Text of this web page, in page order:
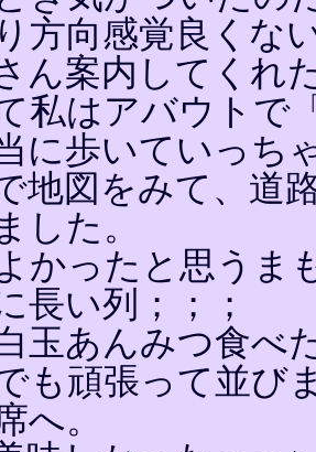
方向感覚良くな
ん案内してくれ
私はアバウトで
に歩いていっち
地図をみて、道
した。
かったと思うま
長い列；；；
玉あんみつ食べ
も頑張って並び
へ。